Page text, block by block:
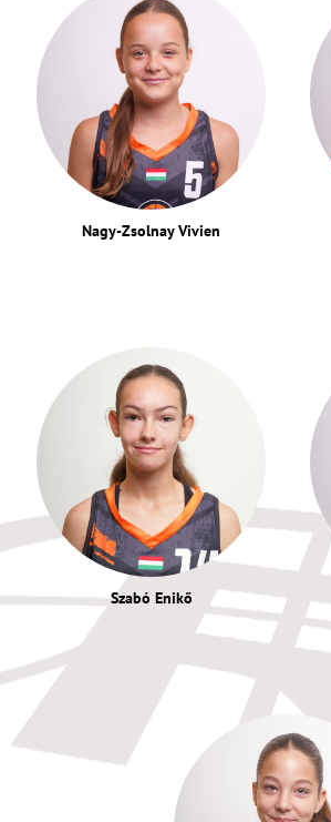
Nagy-Zsolnay Vivien
Szabó Enikő